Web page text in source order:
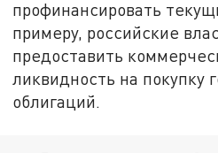
профинансировать
примеру, российские
предоставить
ликвидность на покупку
облигаций.